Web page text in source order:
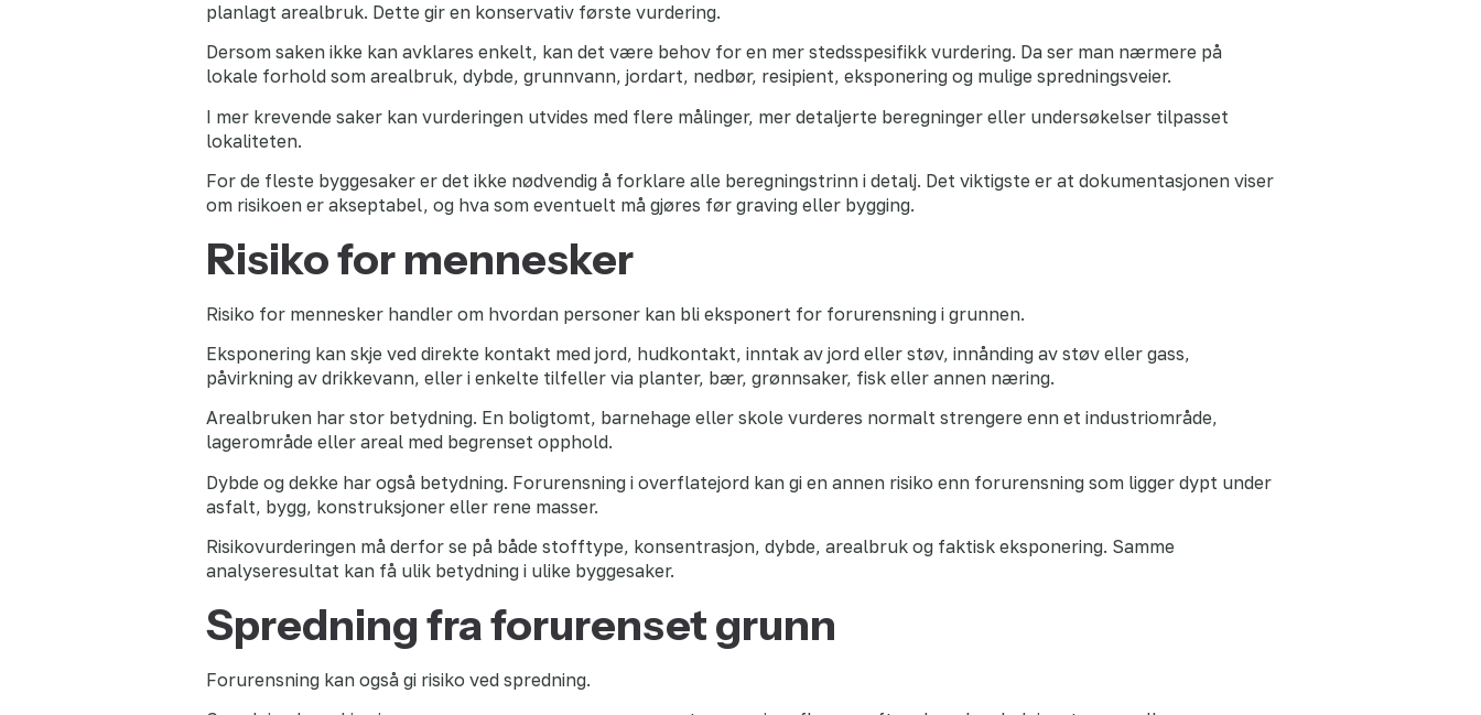
planlagt arealbruk. Dette gir en konservativ første vurdering.
Dersom saken ikke kan avklares enkelt, kan det være behov for en mer stedsspesifikk vurdering. Da ser man nærmere på
lokale forhold som arealbruk, dybde, grunnvann, jordart, nedbør, resipient, eksponering og mulige spredningsveier.
I mer krevende saker kan vurderingen utvides med flere målinger, mer detaljerte beregninger eller undersøkelser tilpasset
lokaliteten.
For de fleste byggesaker er det ikke nødvendig å forklare alle beregningstrinn i detalj. Det viktigste er at dokumentasjonen viser
om risikoen er akseptabel, og hva som eventuelt må gjøres før graving eller bygging.
Risiko for mennesker
Risiko for mennesker handler om hvordan personer kan bli eksponert for forurensning i grunnen.
Eksponering kan skje ved direkte kontakt med jord, hudkontakt, inntak av jord eller støv, innånding av støv eller gass,
påvirkning av drikkevann, eller i enkelte tilfeller via planter, bær, grønnsaker, fisk eller annen næring.
Arealbruken har stor betydning. En boligtomt, barnehage eller skole vurderes normalt strengere enn et industriområde,
lagerområde eller areal med begrenset opphold.
Dybde og dekke har også betydning. Forurensning i overflatejord kan gi en annen risiko enn forurensning som ligger dypt under
asfalt, bygg, konstruksjoner eller rene masser.
Risikovurderingen må derfor se på både stofftype, konsentrasjon, dybde, arealbruk og faktisk eksponering. Samme
analyseresultat kan få ulik betydning i ulike byggesaker.
Spredning fra forurenset grunn
Forurensning kan også gi risiko ved spredning.